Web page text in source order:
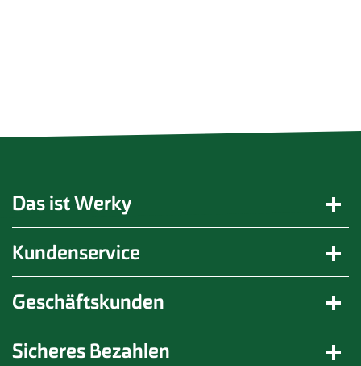
Das ist Werky
Kundenservice
Geschäftskunden
Sicheres Bezahlen